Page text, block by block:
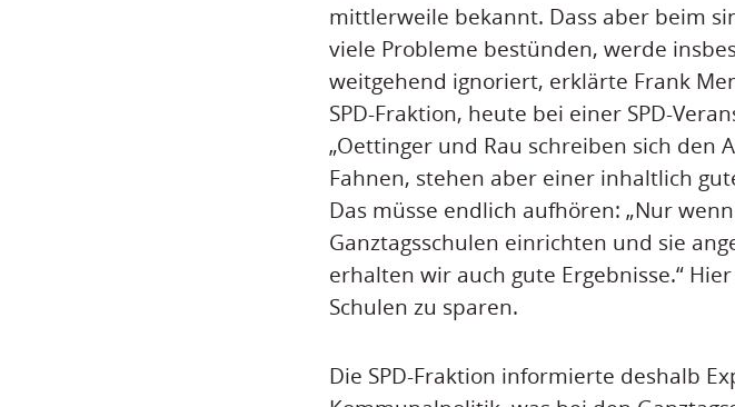
mittlerweile bekannt. Dass aber beim
viele Probleme bestünden, werde
weitgehend ignoriert, erklärte Frank
SPD-Fraktion, heute bei einer SPD-
„Oettinger und Rau schreiben sich den
Fahnen, stehen aber einer inhaltlich
Das müsse endlich aufhören: „Nur
Ganztagsschulen einrichten und sie
erhalten wir auch gute Ergebnisse.“
Schulen zu sparen.
Die SPD-Fraktion informierte deshalb